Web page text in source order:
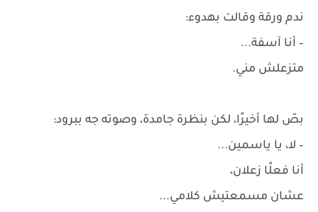
ندم ورقة وقالت بهدوء:
– أنا آسفة...
متزعلش مني.
بصّ لها أخيرًا، لكن بنظرة جامدة، وصوته جه ببرود:
– لا، يا ياسمين...
أنا فعلًا زعلان،
عشان مسمعتيش كلامي...